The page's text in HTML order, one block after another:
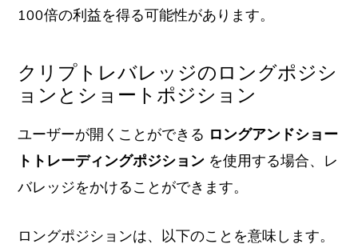
100倍の利益を得る可能性があります。
クリプトレバレッジのロングポジシ
ョンとショートポジション
ユーザーが開くことができる ロングアンドショー
トトレーディングポジション を使用する場合、レ
バレッジをかけることができます。
ロングポジションは、以下のことを意味します。